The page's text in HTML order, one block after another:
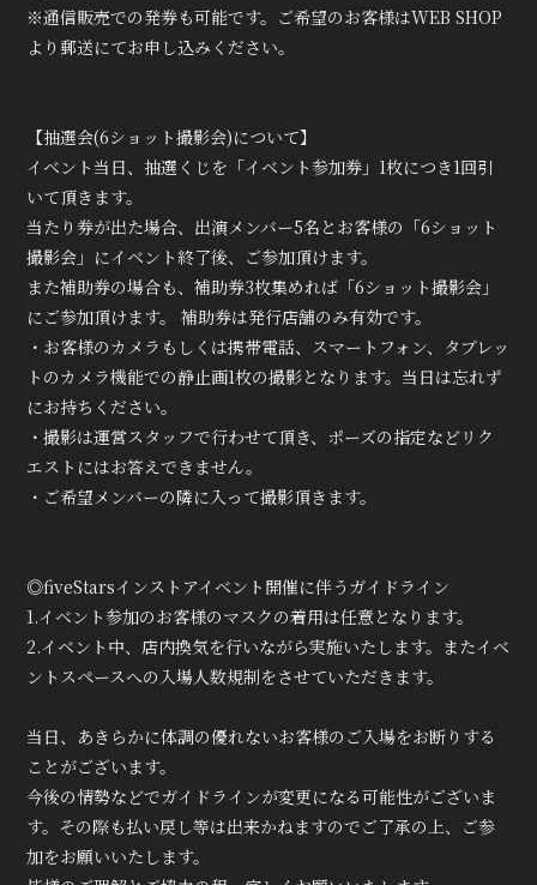
※通信販売での発券も可能です。ご希望のお客様はWEB SHOP
より郵送にてお申し込みください。
【抽選会(6ショット撮影会)について】
イベント当日、抽選くじを「イベント参加券」1枚につき1回引
いて頂きます。
当たり券が出た場合、出演メンバー5名とお客様の「6ショット
撮影会」にイベント終了後、ご参加頂けます。
また補助券の場合も、補助券3枚集めれば「6ショット撮影会」
にご参加頂けます。 補助券は発行店舗のみ有効です。
・お客様のカメラもしくは携帯電話、スマートフォン、タブレッ
トのカメラ機能での静止画1枚の撮影となります。当日は忘れず
にお持ちください。
・撮影は運営スタッフで行わせて頂き、ポーズの指定などリク
エストにはお答えできません。
・ご希望メンバーの隣に入って撮影頂きます。
◎fiveStarsインストアイベント開催に伴うガイドライン
1.イベント参加のお客様のマスクの着用は任意となります。
2.イベント中、店内換気を行いながら実施いたします。またイベ
ントスペースへの入場人数規制をさせていただきます。
当日、あきらかに体調の優れないお客様のご入場をお断りする
ことがございます。
今後の情勢などでガイドラインが変更になる可能性がございま
す。その際も払い戻し等は出来かねますのでご了承の上、ご参
加をお願いいたします。